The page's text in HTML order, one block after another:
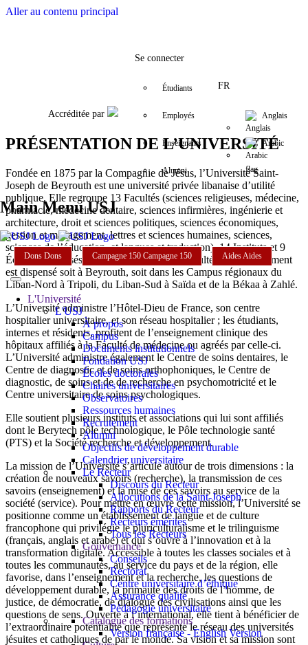
Aller au contenu principal
FacebookTwitter
Accréditée par
Se connecter
Étudiants
Employés
Enseignants
Alumni
FR
Anglais
Arabic
Main Menu USJ
Dons Dons Campagne 150 Campagne 150 AidesAides
L'Université
L'USJ
À propos
Campus
Documents institutionnels
Fondation USJ
Écoles doctorales
Chaires universitaires
Observatoires
Ressources humaines
Recrutement
Alumni
Objectifs de développement durable
Calendrier universitaire
Le Recteur
Discours du Recteur
Allocutions de la Saint-Joseph
Rapports du Recteur
Recteurs émérites
Tous les Recteurs
Gouvernance
Conseils
Rectorat
Centre universitaire d’éthique
Assurance qualité
Pédagogie universitaire
Catalogue des formations
Version française - English Version
PRÉSENTATION DE L’UNIVERSITÉ
Fondée en 1875 par la Compagnie de Jésus, l’Université Saint-
Joseph de Beyrouth est une université privée libanaise d’utilité
publique. Elle regroupe 13 Facultés (sciences religieuses, médecine,
pharmacie, médecine dentaire, sciences infirmières, ingénierie et
architecture, droit et sciences politiques, sciences économiques,
gestion et management, lettres et sciences humaines, sciences,
sciences de l’éducation, et langues et traduction), 14 Instituts et 9
Écoles spécialisés rattachés aux diverses Facultés. L’enseignement
est dispensé soit à Beyrouth, soit dans les Campus régionaux du
Liban-Nord à Tripoli, du Liban-Sud à Saïda et de la Békaa à Zahlé.
L’Université administre l’Hôtel-Dieu de France, son centre
hospitalier universitaire, et son réseau hospitalier ; les étudiants,
internes et résidents, profitent de l’enseignement clinique des
hôpitaux affiliés à la Faculté de médecine ou agréés par celle-ci.
L’Université administre également le Centre de soins dentaires, le
Centre de diagnostic et de soins orthophoniques, le Centre de
diagnostic, de soins et de de recherche en psychomotricité et le
Centre universitaire de soins psychologiques.
Elle soutient plusieurs instituts et associations qui lui sont affiliés
dont le Berytech pôle technologique, le Pôle technologie santé
(PTS) et la Société recherche et développement.
La mission de l’Université s’articule autour de trois dimensions : la
création de nouveaux savoirs (recherche), la transmission de ces
savoirs (enseignement) et la mise de ces savoirs au service de la
société (service). Pour mettre en œuvre cette mission, l’Université se
positionne comme un établissement de langue et de culture
francophone qui privilégie le pluriculturalisme et le trilinguisme
(français, anglais et arabe) et qui s’ouvre à l’innovation et à la
transformation digitale. Accessible à toutes les classes sociales et à
toutes les communautés, au service du pays et de la région, elle
favorise, dans l’enseignement et la recherche, les questions de
développement durable, la primauté des droits de l’homme, de
justice, de démocratie, de dialogue des civilisations ainsi que les
questions de sens. Ouverte à l’international, elle tient à bénéficier de
l’extraordinaire potentialité que représente le réseau des universités
jésuites et catholiques de par le monde. Sa vision et sa mission sont